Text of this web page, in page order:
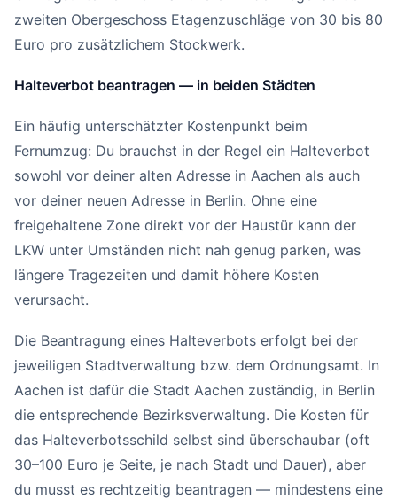
zweiten Obergeschoss Etagenzuschläge von 30 bis 80
Euro pro zusätzlichem Stockwerk.
Halteverbot beantragen — in beiden Städten
Ein häufig unterschätzter Kostenpunkt beim
Fernumzug: Du brauchst in der Regel ein Halteverbot
sowohl vor deiner alten Adresse in Aachen als auch
vor deiner neuen Adresse in Berlin. Ohne eine
freigehaltene Zone direkt vor der Haustür kann der
LKW unter Umständen nicht nah genug parken, was
längere Tragezeiten und damit höhere Kosten
verursacht.
Die Beantragung eines Halteverbots erfolgt bei der
jeweiligen Stadtverwaltung bzw. dem Ordnungsamt. In
Aachen ist dafür die Stadt Aachen zuständig, in Berlin
die entsprechende Bezirksverwaltung. Die Kosten für
das Halteverbotsschild selbst sind überschaubar (oft
30–100 Euro je Seite, je nach Stadt und Dauer), aber
du musst es rechtzeitig beantragen — mindestens eine